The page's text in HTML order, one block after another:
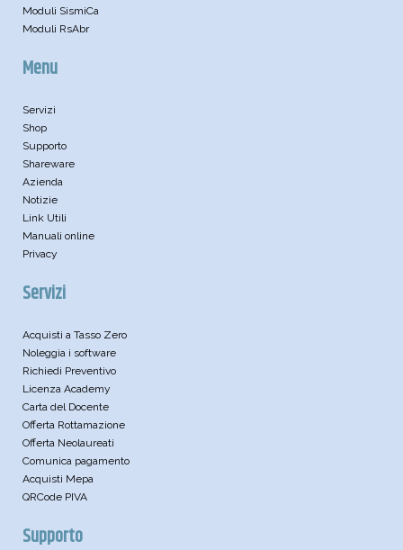
Moduli SismiCa
Moduli RsAbr
Menu
Servizi
Shop
Supporto
Shareware
Azienda
Notizie
Link Utili
Manuali online
Privacy
Servizi
Acquisti a Tasso Zero
Noleggia i software
Richiedi Preventivo
Licenza Academy
Carta del Docente
Offerta Rottamazione
Offerta Neolaureati
Comunica pagamento
Acquisti Mepa
QRCode PIVA
Supporto